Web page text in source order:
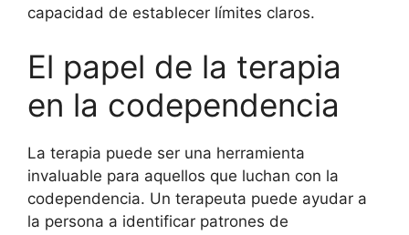
capacidad de establecer límites claros.
El papel de la terapia
en la codependencia
La terapia puede ser una herramienta
invaluable para aquellos que luchan con la
codependencia. Un terapeuta puede ayudar a
la persona a identificar patrones de